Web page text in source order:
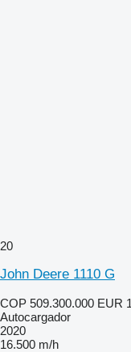
20
John Deere 1110 G
COP 509.300.000 EUR
Autocargador
2020
16.500 m/h